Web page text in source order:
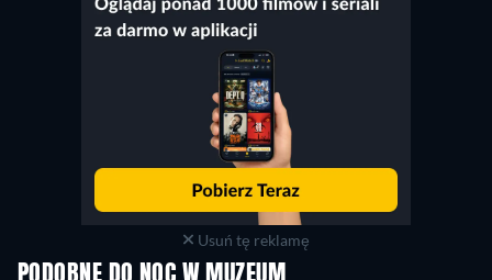
Usuń tę reklamę
PODOBNE DO NOC W MUZEUM